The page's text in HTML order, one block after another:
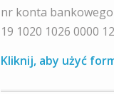
nr konta bankowego
19 1020 1026 0000
Kliknij, aby użyć